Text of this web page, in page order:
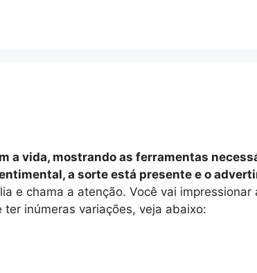
a vida, mostrando as ferramentas
a sorte está presente e o
e chama a atenção. Você vai impressionar
inúmeras variações, veja abaixo: